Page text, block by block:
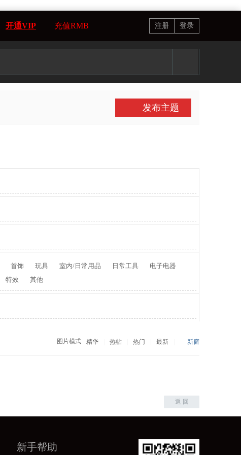
开通VIP 充值RMB 注册 登录
发布主题
首饰 玩具 室内/日常用品 日常工具
电子电器
特效 其他
新窗
最新
热门
热帖
精华
图片模式
返 回
新手帮助